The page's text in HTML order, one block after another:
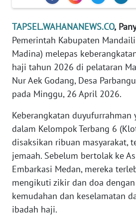
TAPSEL.WAHANANEWS.CO,
Pemerintah Kabupaten
Madina) melepas
haji tahun 2026 di pelataran
Nur Aek Godang, Desa
pada Minggu, 26 April 2026.
Keberangkatan duyufurrahman
dalam Kelompok Terbang 6
disaksikan ribuan masyarakat,
jemaah. Sebelum bertolak ke
Embarkasi Medan, mereka
mengikuti zikir dan doa
kemudahan dan keselamatan
ibadah haji.
REDAKSI
KARIR
DISCLAIMER
News
Regional
WN
WN
JAKARTA